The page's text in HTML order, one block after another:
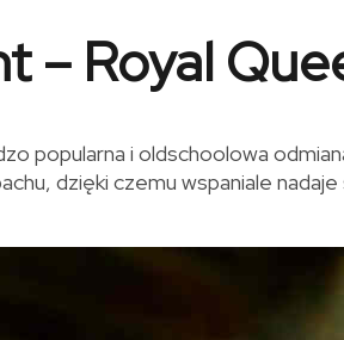
– Royal
popularna i oldschoolowa
dzięki czemu wspaniale